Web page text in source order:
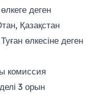
деген
Қазақстан
өлкесіне деген
комиссия
3 орын